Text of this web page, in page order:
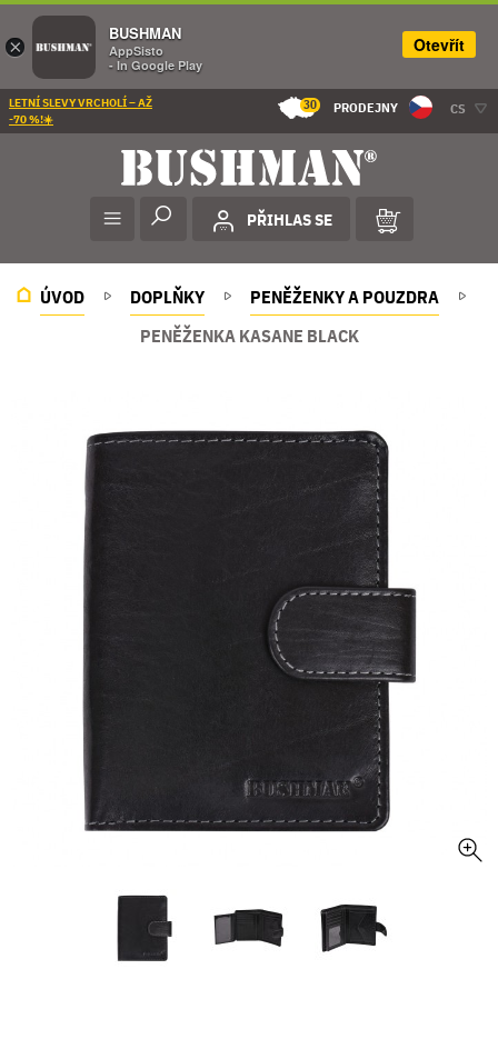
LETNÍ SLEVY VRCHOLÍ – AŽ
-70 %!☀️
30 PRODEJNY CS
PŘIHLAS SE
ÚVOD DOPLŇKY
PENĚŽENKY A POUZDRA
PENĚŽENKA KASANE BLACK
×
BUSHMAN
AppSisto
- In Google Play
Otevřít